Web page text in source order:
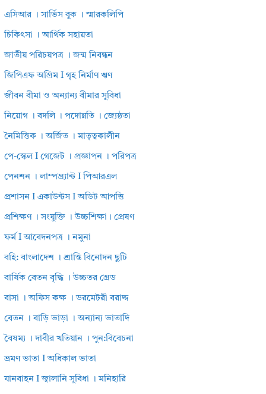
এসিআর । সার্ভিস বুক । স্মারকলিপি
চিকিৎসা । আর্থিক সহায়তা
জাতীয় পরিচয়পত্র । জন্ম নিবন্ধন
জিপিএফ অগ্রিম I গৃহ নির্মাণ ঋণ
জীবন বীমা ও অন্যান্য বীমার সুবিধা
নিয়োগ । বদলি । পদোন্নতি । জ্যেষ্ঠতা
নৈমিত্তিক । অর্জিত । মাতৃত্বকালীন
পে-স্কেল I গেজেট । প্রজ্ঞাপন । পরিপত্র
পেনশন । লাম্পগ্র্যান্ট I পিআরএল
প্রশাসন I একাউন্টস I অডিট আপত্তি
প্রশিক্ষণ । সংযুক্তি । উচ্চশিক্ষা। প্রেষণ
ফর্ম I আবেদনপত্র । নমুনা
বহি: বাংলাদেশ । শ্রান্তি বিনোদন ছুটি
বার্ষিক বেতন বৃদ্ধি । উচ্চতর গ্রেড
বাসা । অফিস কক্ষ । ডরমেটরী বরাদ্দ
বেতন । বাড়ি ভাড়া । অন্যান্য ভাতাদি
বৈষম্য । দাবীর খতিয়ান । পুন:বিবেচনা
ভ্রমণ ভাতা I অধিকাল ভাতা
যানবাহন I জ্বালানি সুবিধা । মনিহারি